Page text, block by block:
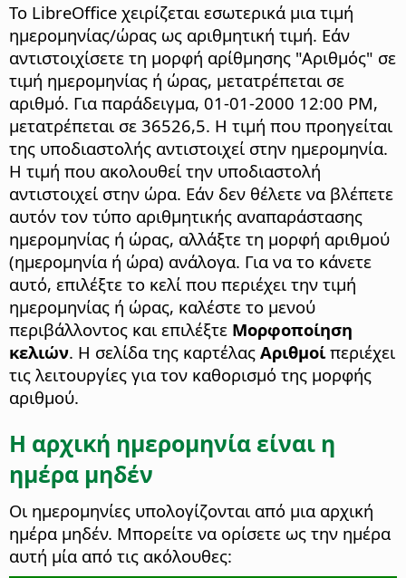
Το LibreOffice χειρίζεται εσωτερικά μια τιμή
ημερομηνίας/ώρας ως αριθμητική τιμή. Εάν
αντιστοιχίσετε τη μορφή αρίθμησης "Αριθμός" σε
τιμή ημερομηνίας ή ώρας, μετατρέπεται σε
αριθμό. Για παράδειγμα, 01-01-2000 12:00 PM,
μετατρέπεται σε 36526,5. Η τιμή που προηγείται
της υποδιαστολής αντιστοιχεί στην ημερομηνία.
Η τιμή που ακολουθεί την υποδιαστολή
αντιστοιχεί στην ώρα. Εάν δεν θέλετε να βλέπετε
αυτόν τον τύπο αριθμητικής αναπαράστασης
ημερομηνίας ή ώρας, αλλάξτε τη μορφή αριθμού
(ημερομηνία ή ώρα) ανάλογα. Για να το κάνετε
αυτό, επιλέξτε το κελί που περιέχει την τιμή
ημερομηνίας ή ώρας, καλέστε το μενού
περιβάλλοντος και επιλέξτε Μορφοποίηση
κελιών. Η σελίδα της καρτέλας Αριθμοίπεριέχει
τις λειτουργίες για τον καθορισμό της μορφής
αριθμού.
Η αρχική ημερομηνία είναι η
ημέρα μηδέν
Οι ημερομηνίες υπολογίζονται από μια αρχική
ημέρα μηδέν. Μπορείτε να ορίσετε ως την ημέρα
αυτή μία από τις ακόλουθες: